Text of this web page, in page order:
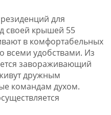
для
своей крышей 55
в комфортабельных
всеми удобствами. Из
завораживающий
дружным
командам духом.